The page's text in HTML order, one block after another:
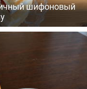
шифоновый